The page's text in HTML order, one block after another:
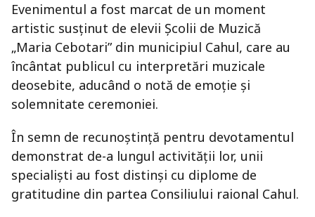
Evenimentul a fost marcat de un moment
artistic susținut de elevii Școlii de Muzică
„Maria Cebotari” din municipiul Cahul, care au
încântat publicul cu interpretări muzicale
deosebite, aducând o notă de emoție și
solemnitate ceremoniei.
În semn de recunoștință pentru devotamentul
demonstrat de-a lungul activității lor, unii
specialiști au fost distinși cu diplome de
gratitudine din partea Consiliului raional Cahul.